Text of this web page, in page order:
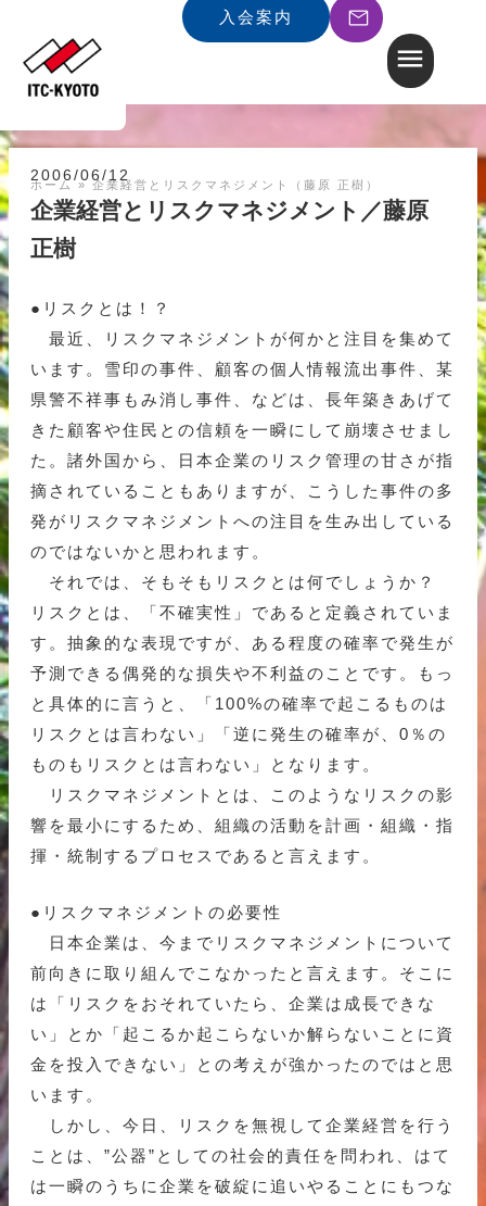
入会案内
ホーム » 企業経営とリスクマネジメント（藤原 正樹）
2006/06/12
企業経営とリスクマネジメント／藤原
正樹
●リスクとは！？
最近、リスクマネジメントが何かと注目を集めて
います。雪印の事件、顧客の個人情報流出事件、某
県警不祥事もみ消し事件、などは、長年築きあげて
きた顧客や住民との信頼を一瞬にして崩壊させまし
た。諸外国から、日本企業のリスク管理の甘さが指
摘されていることもありますが、こうした事件の多
発がリスクマネジメントへの注目を生み出している
のではないかと思われます。
それでは、そもそもリスクとは何でしょうか？
リスクとは、「不確実性」であると定義されていま
す。抽象的な表現ですが、ある程度の確率で発生が
予測できる偶発的な損失や不利益のことです。もっ
と具体的に言うと、「100%の確率で起こるものは
リスクとは言わない」「逆に発生の確率が、0％の
ものもリスクとは言わない」となります。
リスクマネジメントとは、このようなリスクの影
響を最小にするため、組織の活動を計画・組織・指
揮・統制するプロセスであると言えます。
●リスクマネジメントの必要性
日本企業は、今までリスクマネジメントについて
前向きに取り組んでこなかったと言えます。そこに
は「リスクをおそれていたら、企業は成長できな
い」とか「起こるか起こらないか解らないことに資
金を投入できない」との考えが強かったのではと思
います。
しかし、今日、リスクを無視して企業経営を行う
ことは、”公器”としての社会的責任を問われ、はて
は一瞬のうちに企業を破綻に追いやることにもつな